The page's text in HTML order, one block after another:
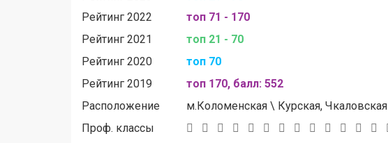
Рейтинг 2022
топ 71 - 170
Рейтинг 2021
топ 21 - 70
Рейтинг 2020
топ 70
Рейтинг 2019
топ 170, балл: 552
Расположение
м.Коломенская \ Курская, Чкаловская
Проф. классы